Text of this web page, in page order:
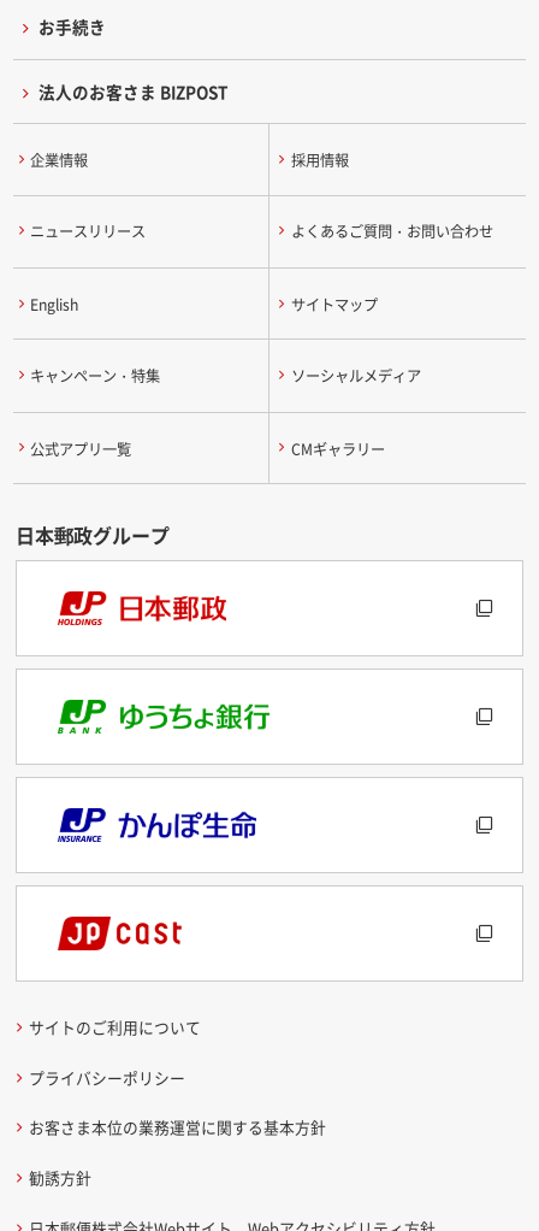
お手続き
法人のお客さま BIZPOST
企業情報 採用情報
ニュースリリース よくあるご質問・お問い合わせ
English サイトマップ
キャンペーン・特集 ソーシャルメディア
公式アプリ一覧 CMギャラリー
サイトのご利用について
プライバシーポリシー
お客さま本位の業務運営に関する基本方針
勧誘方針